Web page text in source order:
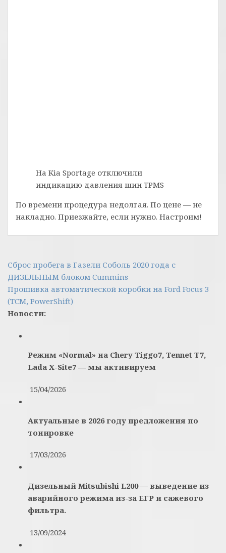
На Kia Sportage отключили
индикацию давления шин TPMS
По времени процедура недолгая. По цене — не
накладно. Приезжайте, если нужно. Настроим!
Навигация
по
записям
Сброс пробега в Газели Соболь 2020 года с
ДИЗЕЛЬНЫМ блоком Cummins
Прошивка автоматической коробки на Ford Focus 3
(TCM, PowerShift)
Новости:
Режим «Normal» на Chery Tiggo7, Tennet T7,
Lada X-Site7 — мы активируем
15/04/2026
Актуальные в 2026 году предложения по
тонировке
17/03/2026
Дизельный Mitsubishi L200 — выведение из
аварийного режима из-за ЕГР и сажевого
фильтра.
13/09/2024